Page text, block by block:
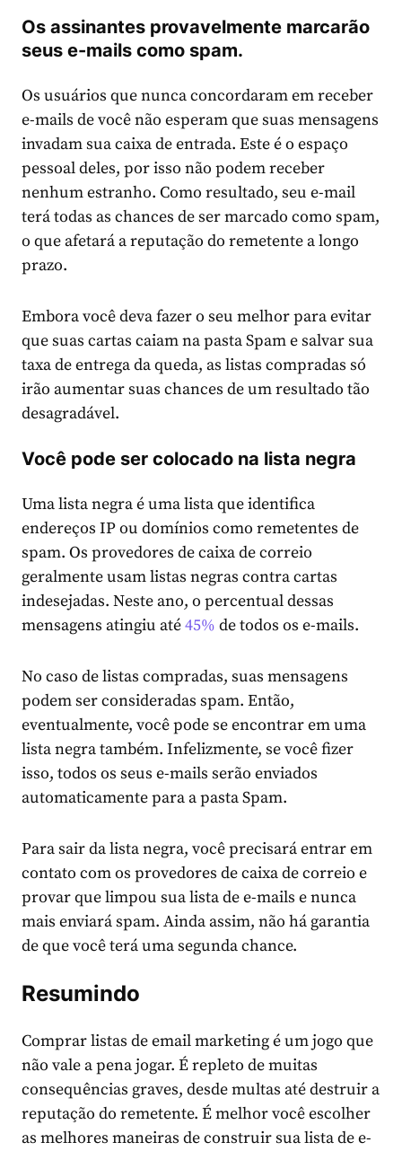
Os assinantes provavelmente marcarão
seus e-mails como spam.
Os usuários que nunca concordaram em receber
e-mails de você não esperam que suas mensagens
invadam sua caixa de entrada. Este é o espaço
pessoal deles, por isso não podem receber
nenhum estranho. Como resultado, seu e-mail
terá todas as chances de ser marcado como spam,
o que afetará a reputação do remetente a longo
prazo.
Embora você deva fazer o seu melhor para evitar
que suas cartas caiam na pasta Spam e salvar sua
taxa de entrega da queda, as listas compradas só
irão aumentar suas chances de um resultado tão
desagradável.
Você pode ser colocado na lista negra
Uma lista negra é uma lista que identifica
endereços IP ou domínios como remetentes de
spam. Os provedores de caixa de correio
geralmente usam listas negras contra cartas
indesejadas. Neste ano, o percentual dessas
mensagens atingiu até45% de todos os e-mails.
No caso de listas compradas, suas mensagens
podem ser consideradas spam. Então,
eventualmente, você pode se encontrar em uma
lista negra também. Infelizmente, se você fizer
isso, todos os seus e-mails serão enviados
automaticamente para a pasta Spam.
Para sair da lista negra, você precisará entrar em
contato com os provedores de caixa de correio e
provar que limpou sua lista de e-mails e nunca
mais enviará spam. Ainda assim, não há garantia
de que você terá uma segunda chance.
Resumindo
Comprar listas de email marketing é um jogo que
não vale a pena jogar. É repleto de muitas
consequências graves, desde multas até destruir a
reputação do remetente. É melhor você escolher
as melhores maneiras de construir sua lista de e-